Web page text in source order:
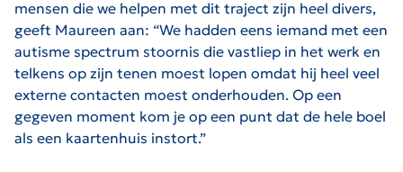
mensen die we helpen met dit traject zijn heel divers,
geeft Maureen aan: “We hadden eens iemand met een
autisme spectrum stoornis die vastliep in het werk en
telkens op zijn tenen moest lopen omdat hij heel veel
externe contacten moest onderhouden. Op een
gegeven moment kom je op een punt dat de hele boel
als een kaartenhuis instort.”